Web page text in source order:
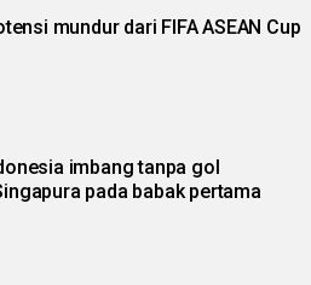
mundur dari FIFA ASEAN Cup
imbang tanpa gol
pada babak pertama